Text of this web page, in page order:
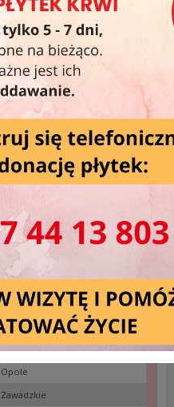
MIEJSCOWOŚĆ
Opole
Opole
Zawadzkie